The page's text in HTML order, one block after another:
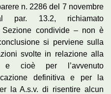
n. 2286 del 7 novembre
par. 13.2, richiamato
Sezione condivide – non è
si perviene sulla
svolte in relazione alla
e cioè per l’avvenuto
definitiva e per la
la A.s.v. di risentire alcun